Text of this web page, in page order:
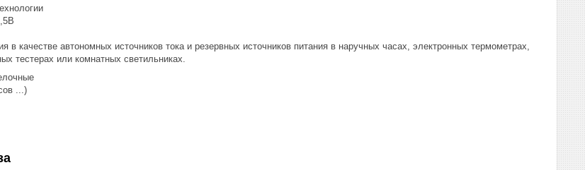
в качестве автономных источников тока и резервных источников питания в наручных часах, электронных термометрах,
тестерах или комнатных светильниках.
...)